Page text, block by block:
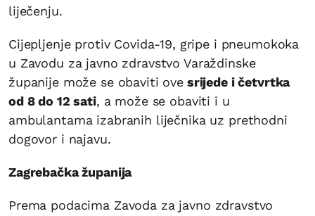
liječenju.
Cijepljenje protiv Covida-19, gripe i pneumokoka
u Zavodu za javno zdravstvo Varaždinske
županije može se obaviti ovesrijede i četvrtka
od 8 do 12 sati, a može se obaviti i u
ambulantama izabranih liječnika uz prethodni
dogovor i najavu.
Zagrebačka županija
Prema podacima Zavoda za javno zdravstvo